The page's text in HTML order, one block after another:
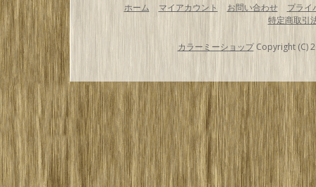
ホーム マイアカウント お問い合わせ
プライ
特定商取引
カラーミーショップCopyright (C)